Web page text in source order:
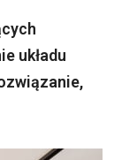
układu